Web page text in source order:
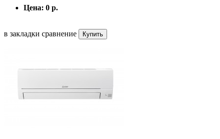
Цена: 0 р.
в закладки сравнение Купить